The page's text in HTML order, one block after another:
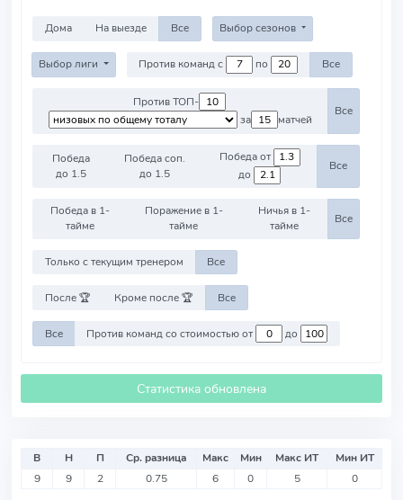
Дома На выезде Все Выбор сезонов
Выбор лиги Против команд с по Все
Против ТОП-
за
матчей
Все
Победа
до 1.5
Победа соп.
до 1.5
Победа от
до
Все
Победа в 1-
тайме
Поражение в 1-
тайме
Ничья в 1-
тайме
Все
Только с текущим тренером Все
После 🏆 Кроме после 🏆 Все
Все Против команд со стоимостью от до
Статистика обновлена
В Н П Ср. разница Макс Мин Макс ИТ
Мин ИТ
9
9 2 0.75 6 0 5 0